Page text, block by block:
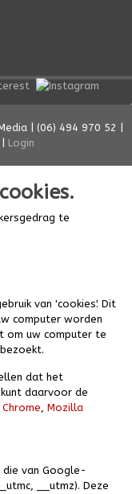
| (06) 494 970 52 |
Login
te
van 'cookies'. Dit
computer worden
om uw computer te
dat het
daarvoor de
, Mozilla
van Google-
__utmz). Deze